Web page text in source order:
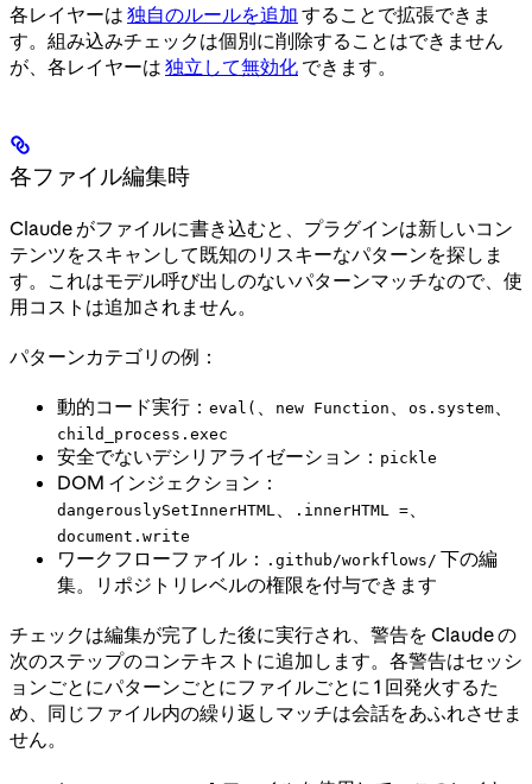
各レイヤーは 独自のルールを追加 することで拡張できま
す。組み込みチェックは個別に削除することはできません
が、各レイヤーは 独立して無効化 できます。
各ファイル編集時
Claude がファイルに書き込むと、プラグインは新しいコン
テンツをスキャンして既知のリスキーなパターンを探しま
す。これはモデル呼び出しのないパターンマッチなので、使
用コストは追加されません。
パターンカテゴリの例：
動的コード実行： eval( new Function os.system
child_process.exec
安全でないデシリアライゼーション： pickle
DOM インジェクション：
dangerouslySetInnerHTML .innerHTML =
document.write
ワークフローファイル： .github/workflows/ 下の編
集。リポジトリレベルの権限を付与できます
チェックは編集が完了した後に実行され、警告を Claude の
次のステップのコンテキストに追加します。各警告はセッシ
ョンごとにパターンごとにファイルごとに 1 回発火するた
め、同じファイル内の繰り返しマッチは会話をあふれさせま
せん。